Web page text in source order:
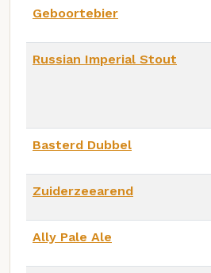
Geboortebier
Russian Imperial Stout
Basterd Dubbel
Zuiderzeearend
Ally Pale Ale